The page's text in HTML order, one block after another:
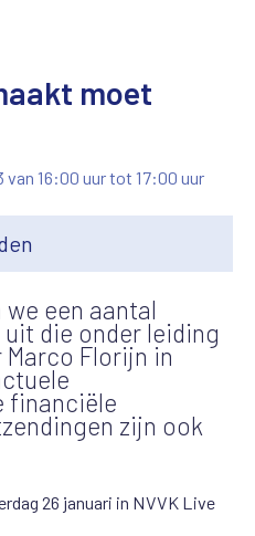
moet
van 16:00 uur tot 17:00 uur
een aantal
die onder leiding
Florijn in
financiële
zijn ook
26 januari in NVVK Live